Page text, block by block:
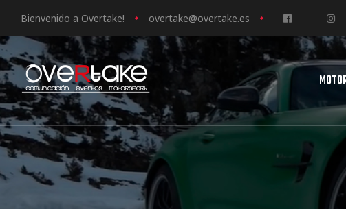
Bienvenido a Overtake! overtake@overtake.es